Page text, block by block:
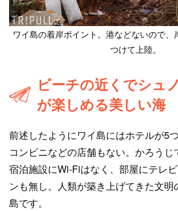
ワイ島の着岸ポイント。港などないので、
つけて上陸。
ビーチの近くでシュ
が楽しめる美しい海
前述したようにワイ島にはホテルが5
コンビニなどの店舗もない。かろう
宿泊施設にWi-Fiはなく、部屋にテレ
ンも無し。人類が築き上げてきた文
島です。